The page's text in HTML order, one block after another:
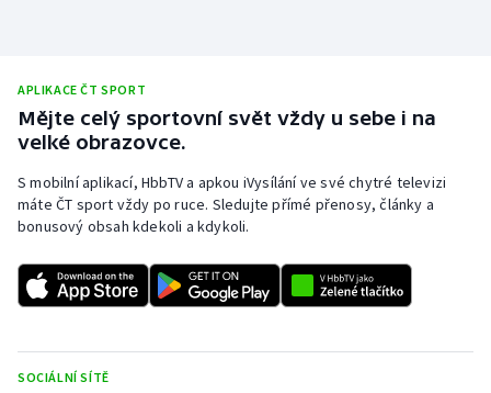
APLIKACE ČT SPORT
Mějte celý sportovní svět vždy u sebe i na
velké obrazovce.
S mobilní aplikací, HbbTV a apkou iVysílání ve své chytré televizi
máte ČT sport vždy po ruce. Sledujte přímé přenosy, články a
bonusový obsah kdekoli a kdykoli.
SOCIÁLNÍ SÍTĚ